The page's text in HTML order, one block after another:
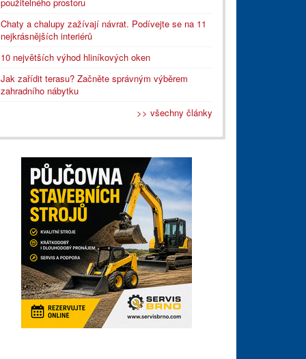
Chaty a chalupy zažívají návrat. Podívejte se na 11
nejkrásnějších interiérů
10 největších výhod hliníkových oken
Jak zařídit terasu? Začněte správným výběrem
zahradního nábytku
>> všechny články